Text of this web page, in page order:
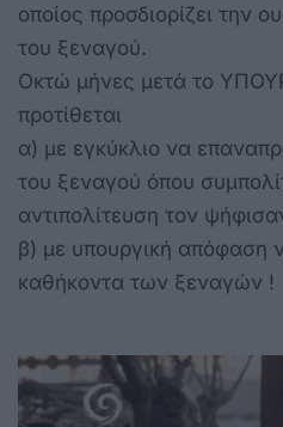
οποίος προσδιορίζει την
του ξεναγού.
Οκτώ μήνες μετά το
προτίθεται
α) με εγκύκλιο να
του ξεναγού όπου
αντιπολίτευση τον
β) με υπουργική απόφαση
καθήκοντα των ξεναγών !